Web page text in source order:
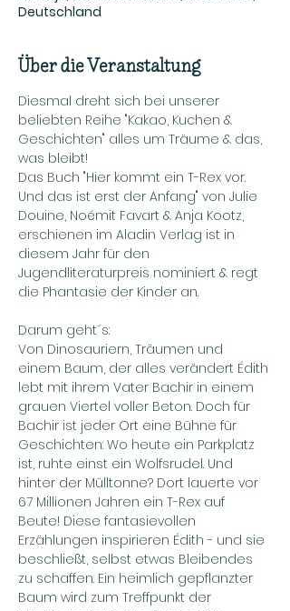
Deutschland
Über die Veranstaltung
Diesmal dreht sich bei unserer
beliebten Reihe "Kakao, Kuchen &
Geschichten" alles um Träume & das,
was bleibt!
Das Buch "Hier kommt ein T-Rex vor.
Und das ist erst der Anfang" von Julie
Douine, Noémit Favart & Anja Kootz,
erschienen im Aladin Verlag ist in
diesem Jahr für den
Jugendliteraturpreis nominiert & regt
die Phantasie der Kinder an.
Darum geht´s:
Von Dinosauriern, Träumen und
einem Baum, der alles verändert Édith
lebt mit ihrem Vater Bachir in einem
grauen Viertel voller Beton. Doch für
Bachir ist jeder Ort eine Bühne für
Geschichten: Wo heute ein Parkplatz
ist, ruhte einst ein Wolfsrudel. Und
hinter der Mülltonne? Dort lauerte vor
67 Millionen Jahren ein T-Rex auf
Beute! Diese fantasievollen
Erzählungen inspirieren Édith - und sie
beschließt, selbst etwas Bleibendes
zu schaffen. Ein heimlich gepflanzter
Baum wird zum Treffpunkt der